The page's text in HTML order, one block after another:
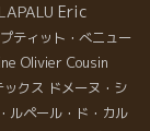
Eric
ティット・べニュー
Olivier Cousin
ックス ドメーヌ・シ
ルペール・ド・カル